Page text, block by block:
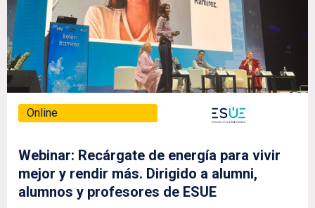
Online
Webinar: Recárgate de energía para vivir
mejor y rendir más. Dirigido a alumni,
alumnos y profesores de ESUE